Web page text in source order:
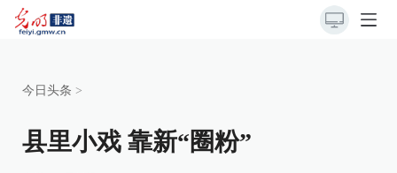
今日头条 >
县里小戏 靠新“圈粉”